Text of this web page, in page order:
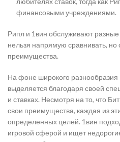
финансовыми учреждениями.
Рипл и 1вин обслуживают
нельзя напрямую сравнивать,
преимущества.
На фоне широкого разнообразия
выделяется благодаря своей
и ставках. Несмотря на то, что
свои преимущества, каждая из
определенных целей. 1вин
игровой сферой и ищет